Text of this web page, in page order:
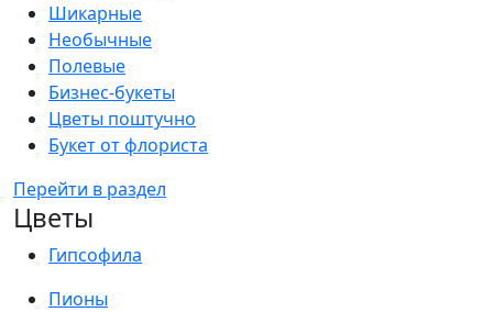
Шикарные
Необычные
Полевые
Бизнес-букеты
Цветы поштучно
Букет от флориста
Перейти в раздел
Цветы
Гипсофила
Пионы